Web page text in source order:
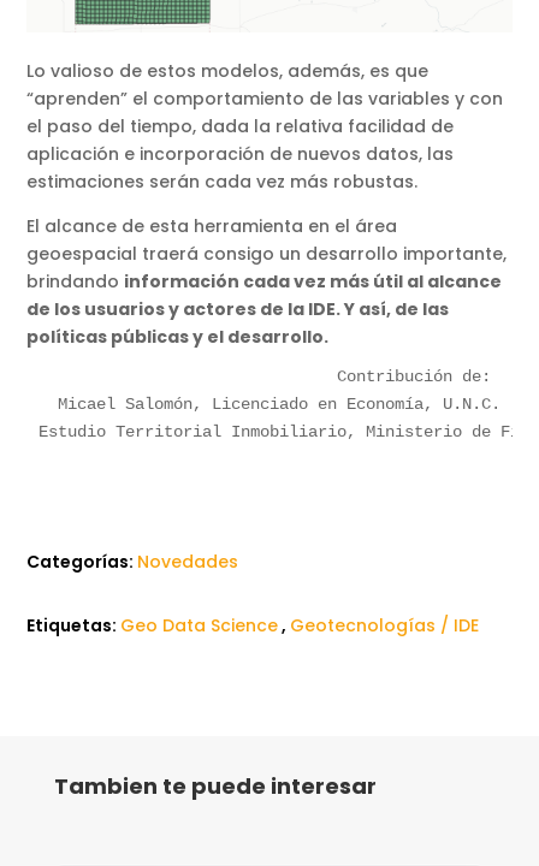
Lo valioso de estos modelos, además, es que
“aprenden” el comportamiento de las variables y con
el paso del tiempo, dada la relativa facilidad de
aplicación e incorporación de nuevos datos, las
estimaciones serán cada vez más robustas.
El alcance de esta herramienta en el área
geoespacial traerá consigo un desarrollo importante,
brindando información cada vez más útil al alcance
de los usuarios y actores de la IDE. Y así, de las
políticas públicas y el desarrollo.
Contribución de:
Micael Salomón, Licenciado en Economía, U.N.C.
Estudio Territorial Inmobiliario, Ministerio de
Categorías: Novedades
Etiquetas: Geo Data Science, Geotecnologías / IDE
Tambien te puede interesar